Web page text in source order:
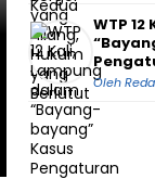
Bersuara,
Impian,
dan BEM
Aksi
Tajimalela
WTP
Oleh